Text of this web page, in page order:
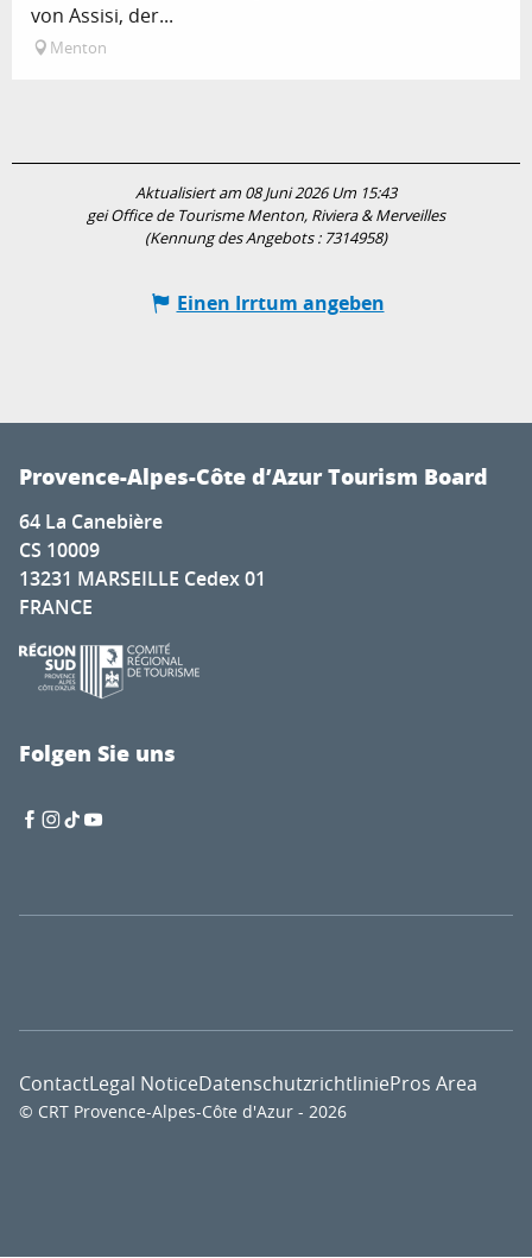
von Assisi, der...
Menton
Aktualisiert am 08 Juni 2026 Um 15:43
gei Office de Tourisme Menton, Riviera & Merveilles
(Kennung des Angebots : 7314958)
Einen Irrtum angeben
Provence-Alpes-Côte d’Azur Tourism Board
64 La Canebière
CS 10009
13231 MARSEILLE Cedex 01
FRANCE
Folgen Sie uns
© CRT Provence-Alpes-Côte d'Azur - 2026
ContactLegal NoticeDatenschutzrichtliniePros Area